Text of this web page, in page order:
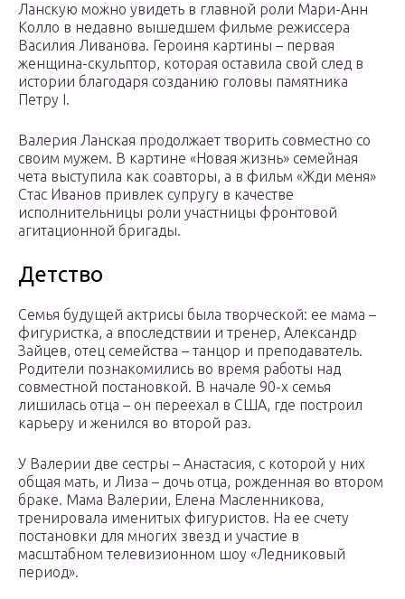
Ланскую можно увидеть в главной роли Мари-Анн
Колло в недавно вышедшем фильме режиссера
Василия Ливанова. Героиня картины – первая
женщина-скульптор, которая оставила свой след в
истории благодаря созданию головы памятника
Петру I.
Валерия Ланская продолжает творить совместно со
своим мужем. В картине «Новая жизнь» семейная
чета выступила как соавторы, а в фильм «Жди меня»
Стас Иванов привлек супругу в качестве
исполнительницы роли участницы фронтовой
агитационной бригады.
Детство
Семья будущей актрисы была творческой: ее мама –
фигуристка, а впоследствии и тренер, Александр
Зайцев, отец семейства – танцор и преподаватель.
Родители познакомились во время работы над
совместной постановкой. В начале 90-х семья
лишилась отца – он переехал в США, где построил
карьеру и женился во второй раз.
У Валерии две сестры – Анастасия, с которой у них
общая мать, и Лиза – дочь отца, рожденная во втором
браке. Мама Валерии, Елена Масленникова,
тренировала именитых фигуристов. На ее счету
постановки для многих звезд и участие в
масштабном телевизионном шоу «Ледниковый
период».